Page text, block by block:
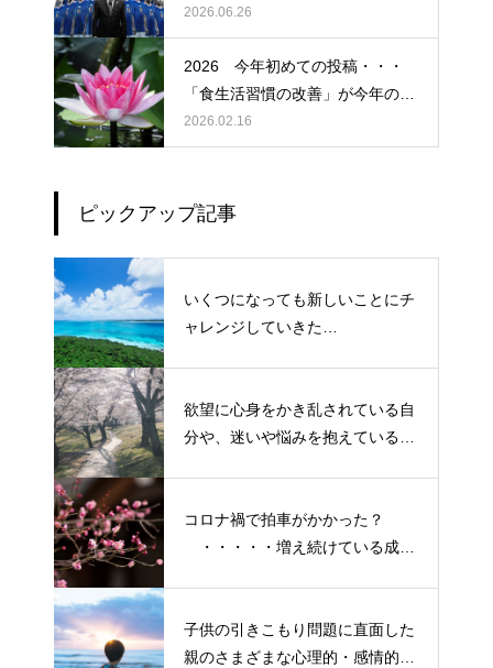
しぃ～ (〃ﾉωﾉ)
2026.06.26
2026 今年初めての投稿・・・
「食生活習慣の改善」が今年のテ
ーマです。
2026.02.16
ピックアップ記事
いくつになっても新しいことにチ
ャレンジしていきた
欲望に心身をかき乱されている自
分や、迷いや悩みを抱えているネ
コロナ禍で拍車がかかった？
・・・・・増え続けている成人
子供の引きこもり問題に直面した
親のさまざまな心理的・感情的な